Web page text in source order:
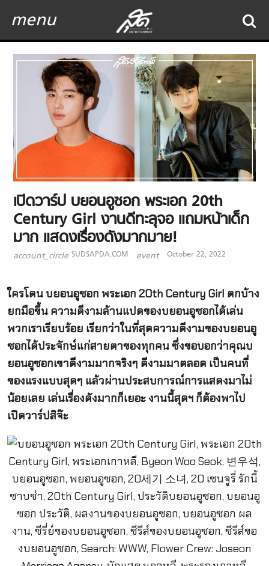
menu
เปิดวาร์ป บยอนอูซอก พระเอก 20th
Century Girl งานดีทะลุจอ แถมหน้าเด็ก
มาก แสดงเรื่องดังมากมาย!
account_circle SUDSAPDA.COM event October 22, 2022
ใครโดน บยอนอูซอก พระเอก 20th Century Girl ตกบ้าง
ยกมือขึ้น ความดีงามล้านแปดของบยอนอูซอกได้เล่น
พวกเราเรียบร้อย เรียกว่าในที่สุดความดีงามของบยอนอู
ซอกได้ประจักษ์แก่สายตาของทุกคน ซึ่งขอบอกว่าคุณบ
ยอนอูซอกเขาดีงามมากจริงๆ ดีงามมาตลอด เป็นคนที่
ของแรงแบบสุดๆ แล้วผ่านประสบการณ์การแสดงมาไม่
น้อยเลย เล่นเรื่องดังมากก็เยอะ งานนี้สุดฯ ก็ต้องพาไป
เปิดวาร์ปสิจ๊ะ